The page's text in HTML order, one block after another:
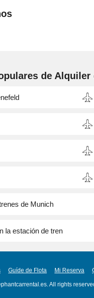
de Alquiler
de Munich
la estación de tren
Guíde de Flota Mi Reserva
All rights